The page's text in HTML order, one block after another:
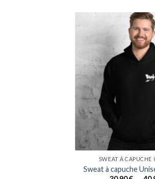
SWEAT À CAPUCHE
Sweat à capuche